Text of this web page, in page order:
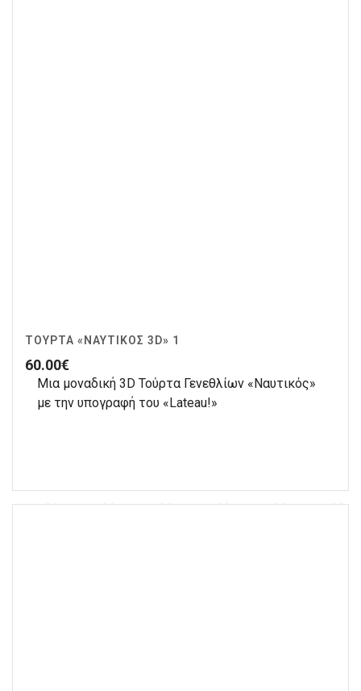
ΤΟΎΡΤΑ «ΝΑΥΤΙΚΌΣ 3D» 1
60.00€
Μια μοναδική 3D Τούρτα Γενεθλίων «Ναυτικός»
με την υπογραφή του «Lateau!»